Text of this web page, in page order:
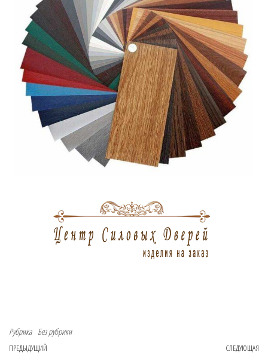
Рубрика Без рубрики
ПРЕДЫДУЩИЙ СЛЕДУЮЩАЯ